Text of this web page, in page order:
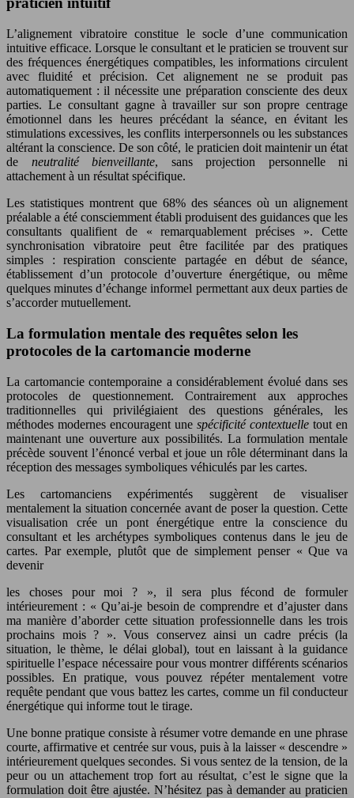
L’alignement vibratoire constitue le socle d’une communication
intuitive efficace. Lorsque le consultant et le praticien se trouvent sur
des fréquences énergétiques compatibles, les informations circulent
avec fluidité et précision. Cet alignement ne se produit pas
automatiquement : il nécessite une préparation consciente des deux
parties. Le consultant gagne à travailler sur son propre centrage
émotionnel dans les heures précédant la séance, en évitant les
stimulations excessives, les conflits interpersonnels ou les substances
altérant la conscience. De son côté, le praticien doit maintenir un état
de neutralité bienveillante, sans projection personnelle ni
attachement à un résultat spécifique.
Les statistiques montrent que 68% des séances où un alignement
préalable a été consciemment établi produisent des guidances que les
consultants qualifient de « remarquablement précises ». Cette
synchronisation vibratoire peut être facilitée par des pratiques
simples : respiration consciente partagée en début de séance,
établissement d’un protocole d’ouverture énergétique, ou même
quelques minutes d’échange informel permettant aux deux parties de
s’accorder mutuellement.
La formulation mentale des requêtes selon les
protocoles de la cartomancie moderne
La cartomancie contemporaine a considérablement évolué dans ses
protocoles de questionnement. Contrairement aux approches
traditionnelles qui privilégiaient des questions générales, les
méthodes modernes encouragent une spécificité contextuelle tout en
maintenant une ouverture aux possibilités. La formulation mentale
précède souvent l’énoncé verbal et joue un rôle déterminant dans la
réception des messages symboliques véhiculés par les cartes.
Les cartomanciens expérimentés suggèrent de visualiser
mentalement la situation concernée avant de poser la question. Cette
visualisation crée un pont énergétique entre la conscience du
consultant et les archétypes symboliques contenus dans le jeu de
cartes. Par exemple, plutôt que de simplement penser « Que va
devenir
les choses pour moi ? », il sera plus fécond de formuler
intérieurement : « Qu’ai-je besoin de comprendre et d’ajuster dans
ma manière d’aborder cette situation professionnelle dans les trois
prochains mois ? ». Vous conservez ainsi un cadre précis (la
situation, le thème, le délai global), tout en laissant à la guidance
spirituelle l’espace nécessaire pour vous montrer différents scénarios
possibles. En pratique, vous pouvez répéter mentalement votre
requête pendant que vous battez les cartes, comme un fil conducteur
énergétique qui informe tout le tirage.
Une bonne pratique consiste à résumer votre demande en une phrase
courte, affirmative et centrée sur vous, puis à la laisser « descendre »
intérieurement quelques secondes. Si vous sentez de la tension, de la
peur ou un attachement trop fort au résultat, c’est le signe que la
formulation doit être ajustée. N’hésitez pas à demander au praticien